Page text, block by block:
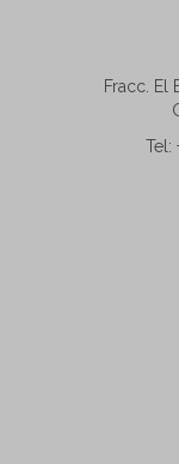
Fracc. El
Tel: